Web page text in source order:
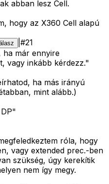
abban lesz Cell.
hogy az X360 Cell alapú
#21
ha már ennyire
vagy inkább kérdezz."
ha más irányú
mint alább.)
róla, hogy
vagy extended prec.-ben
szükség, úgy kerekítik
nem így megy.